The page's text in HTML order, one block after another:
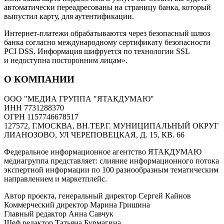
автоматически переадресованы на страницу банка, который
выпустил карту, для аутентификации.
Интернет-платежи обрабатываются через безопасный шлюз
банка согласно международному сертификату безопасности
PCI DSS. Информация шифруется по технологии SSL
и недоступна посторонним лицам».
О КОМПАНИИ
ООО "МЕДИА ГРУППА "ЯТАКДУМАЮ"
ИНН 7731288370
ОГРН 1157746678517
127572, Г.МОСКВА, ВН.ТЕР.Г. МУНИЦИПАЛЬНЫЙ ОКРУГ
ЛИАНОЗОВО, УЛ ЧЕРЕПОВЕЦКАЯ, Д. 15, КВ. 66
Федеральное информационное агентство ЯТАКДУМАЮ
медиагруппа представляет: слияние информационного потока
экспертной информации по 100 разнообразным тематическим
направлением и маркетплейс.
Автор проекта, генеральный директор Сергей Кайнов
Коммерческий директор Марина Гришина
Главный редактор Анна Савчук